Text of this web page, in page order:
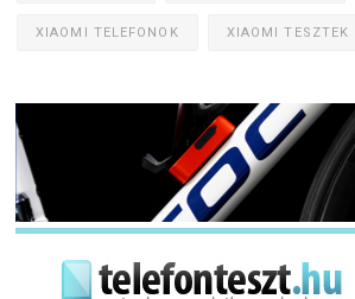
XIAOMI TELEFONOK XIAOMI TESZTEK